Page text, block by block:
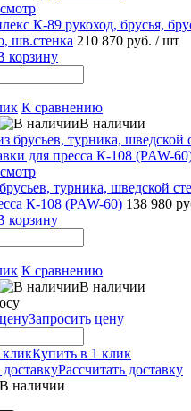
К-89 рукоход, брусья,
шв.стенка 210 870 руб. / шт
корзину
К сравнению
В наличии
турника, шведской
К-108 (PAW-60) 138 980
корзину
К сравнению
В наличии
Запросить цену
Купить в 1 клик
Рассчитать доставку
В наличии